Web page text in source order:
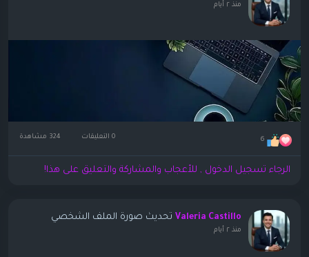
منذ ٢ أيام
6 0 التعليقات
الرجاء تسجيل الدخول , للأعجاب والمشاركة والتعليق على هذا!
Valeria Castillo تحديث صورة الملف الشخصي
منذ ٢ أيام